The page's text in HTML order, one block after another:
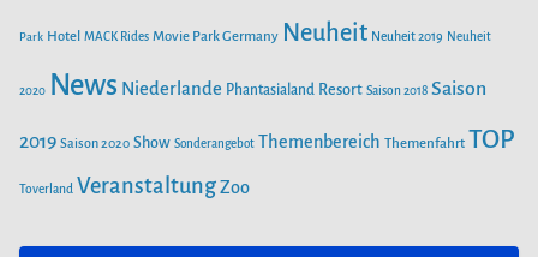
Park Hotel MACK Rides Movie Park Germany Neuheit Neuheit 2019 Neuheit
2020 News Niederlande Phantasialand Resort Saison 2018 Saison
2019 Saison 2020 Show Sonderangebot Themenbereich Themenfahrt TOP
Toverland VeranstaltungZoo